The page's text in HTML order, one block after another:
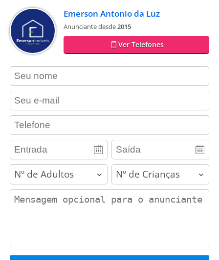
Emerson Antonio da Luz
Anunciante desde2015
Ver Telefones
contact_name
contact_email
contact_phone
adults children
contact_message